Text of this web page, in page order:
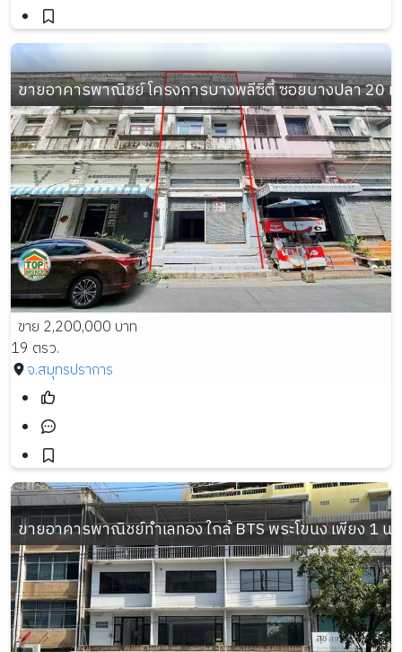
ขายอาคารพาณิชย์ โครงการบางพลีซิตี้ ซอยบางปลา 20 เ
ขาย 2,200,000 บาท
19 ตรว.
จ.สมุทรปราการ
ขายอาคารพาณิชย์ทำเลทอง ใกล้ BTS พระโขนง เพียง 1 น